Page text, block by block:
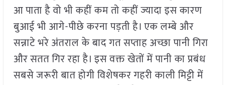
आ पाता है वो भी कहीं कम तो कहीं ज्यादा इस कारण
बुआई भी आगे-पीछे करना पड़ती है। एक लम्बे और
सन्नाटे भरे अंतराल के बाद गत सप्ताह अच्छा पानी गिरा
और सतत गिर रहा है। इस वक्त खेतों में पानी का प्रबंध
सबसे जरूरी बात होगी विशेषकर गहरी काली मिट्टी में